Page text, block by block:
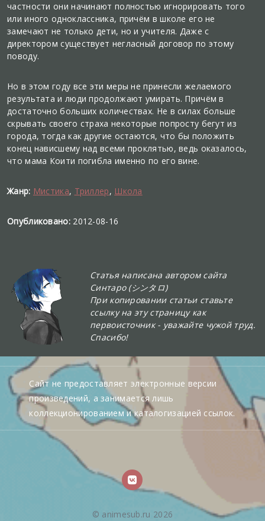
частности они начинают полностью игнорировать того
или иного одноклассника, причём в школе его не
замечают не только дети, но и учителя. Даже с
директором существует негласный договор по этому
поводу.
Но в этом году все эти меры не принесли желаемого
результата и люди продолжают умирать. Причём в
достаточно больших количествах. Не в силах больше
скрывать своего страха некоторые попросту бегут из
города, тогда как другие остаются, что бы положить
конец нависшему над всеми проклятью, ведь оказалось,
что мама Коити погибла именно по его вине.
Жанр: Мистика, Триллер, Школа
Опубликовано:2012-08-16
Статья написана автором сайта
Синтаро (シンタロ)
При копировании статьи ставьте
ссылку на эту страницу как
первоисточник - уважайте чужой труд.
Спасибо!
Сайт не предоставляет электронные версии
произведений, а занимается лишь
коллекционированием и каталогизацией ссылок.
© animesub.ru 2026